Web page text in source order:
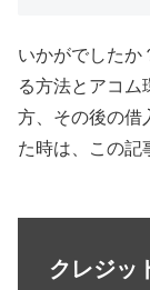
いかがでしたか
る方法とアコム
方、その後の借
た時は、この記
クレジッ